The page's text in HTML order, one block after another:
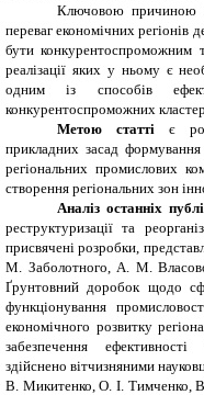
Ключовою причиною
переваг економічних регіонів
бути конкурентоспроможним
реалізації яких у ньому є
одним із способів
конкурентоспроможних
Метою статті є
прикладних засад формування
регіональних промислових
створення регіональних зон
Аналіз останніх
реструктуризації та
присвячені розробки,
М. Заболотного, А. М.
Ґрунтовний доробок щодо
функціонування
економічного розвитку
забезпечення
здійснено вітчизняними
В. Микитенко, О. І. Тимченко,